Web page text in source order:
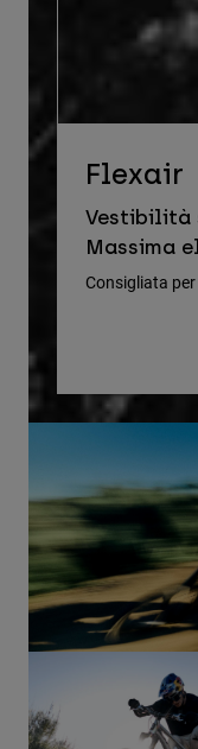
Flexair
Massima
Consigliata